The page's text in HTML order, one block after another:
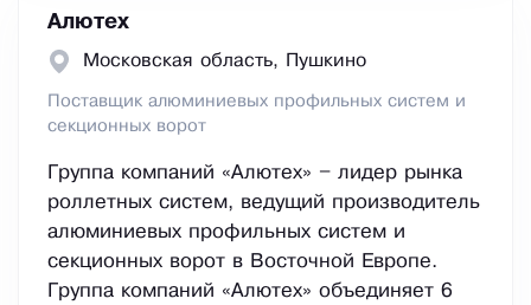
Алютех
Московская область, Пушкино
Поставщик алюминиевых профильных систем и
секционных ворот
Группа компаний «Алютех» – лидер рынка
роллетных систем, ведущий производитель
алюминиевых профильных систем и
секционных ворот в Восточной Европе.
Группа компаний «Алютех» объединяет 6